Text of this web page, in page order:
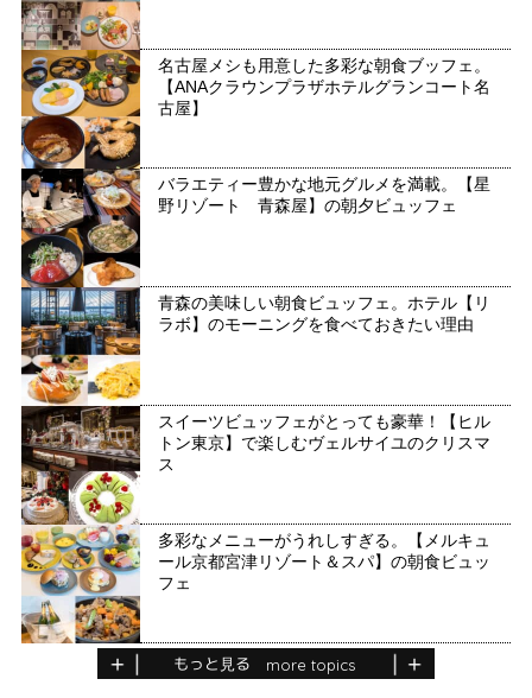
名古屋メシも用意した多彩な朝食ブッフェ。
【ANAクラウンプラザホテルグランコート名
古屋】
バラエティー豊かな地元グルメを満載。【星
野リゾート 青森屋】の朝夕ビュッフェ
青森の美味しい朝食ビュッフェ。ホテル【リ
ラボ】のモーニングを⾷べておきたい理由
スイーツビュッフェがとっても豪華！【ヒル
トン東京】で楽しむヴェルサイユのクリスマ
ス
多彩なメニューがうれしすぎる。【メルキュ
ール京都宮津リゾート＆スパ】の朝食ビュッ
フェ
もっと見る more topics